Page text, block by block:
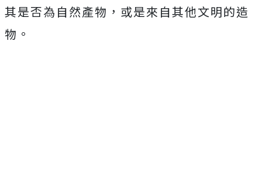
其是否為自然產物，或是來自其他文明的造
物。